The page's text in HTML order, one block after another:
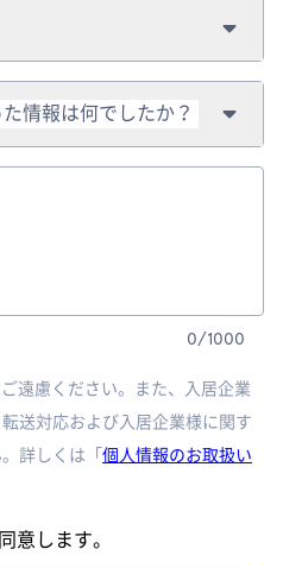
情報は何でしたか？
0/1000
遠慮ください。また、入居企業
送対応および入居企業様に関す
詳しくは「 個人情報のお取扱い
意します。